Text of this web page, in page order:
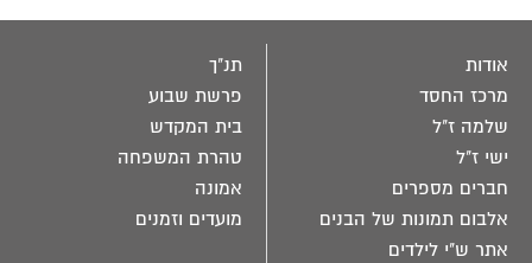
אודות
מרכז החסד
שלמה ז"ל
ישי ז"ל
חברים מספרים
אלבום תמונות של הבנים
אתר ש"י לילדים
תנ"ך
פרשת שבוע
בית המקדש
טהרת המשפחה
אמונה
מועדים וזמנים